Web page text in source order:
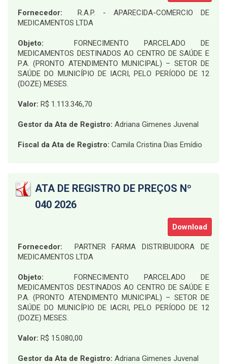
Fornecedor:
R.A.P. - APARECIDA-COMERCIO DE
MEDICAMENTOS LTDA
Objeto:
FORNECIMENTO PARCELADO DE
MEDICAMENTOS DESTINADOS AO CENTRO DE SAÚDE E
P.A. (PRONTO ATENDIMENTO MUNICIPAL) – SETOR DE
SAÚDE DO MUNICÍPIO DE IACRI, PELO PERÍODO DE 12
(DOZE) MESES.
Valor: R$ 1.113.346,70
Gestor da Ata de Registro: Adriana Gimenes Juvenal
Fiscal da Ata de Registro: Camila Cristina Dias Emídio
ATA DE REGISTRO DE PREÇOS Nº
040 2026
Download
Fornecedor:
PARTNER FARMA DISTRIBUIDORA DE
MEDICAMENTOS LTDA
Objeto:
FORNECIMENTO PARCELADO DE
MEDICAMENTOS DESTINADOS AO CENTRO DE SAÚDE E
P.A. (PRONTO ATENDIMENTO MUNICIPAL) – SETOR DE
SAÚDE DO MUNICÍPIO DE IACRI, PELO PERÍODO DE 12
(DOZE) MESES.
Valor: R$ 15.080,00
Gestor da Ata de Registro: Adriana Gimenes Juvenal